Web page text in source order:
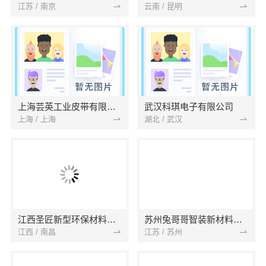
江苏 / 南京 云南 / 昆明
上海芸英工业皮带有限公司
上海 / 上海
武汉科琪电子有限公司
湖北 / 武汉
江西圣匠新型环保材料有限公司
江西 / 南昌
苏州兔哥哥智装新材料有限公司
江苏 / 苏州